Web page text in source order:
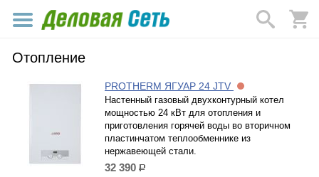
Отопление
PROTHERM ЯГУАР 24 JTV
Настенный газовый двухконтурный котел
мощностью 24 кВт для отопления и
приготовления горячей воды во вторичном
пластинчатом теплообменнике из
нержавеющей стали.
32 390 р.